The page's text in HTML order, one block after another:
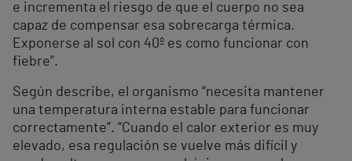
e incrementa el riesgo de que el cuerpo no sea
capaz de compensar esa sobrecarga térmica.
Exponerse al sol con 40º es como funcionar con
fiebre”.
Según describe, el organismo “necesita mantener
una temperatura interna estable para funcionar
correctamente”. “Cuando el calor exterior es muy
elevado, esa regulación se vuelve más difícil y